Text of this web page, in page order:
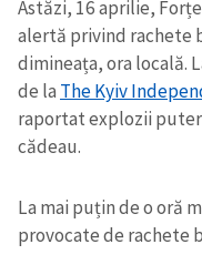
Astăzi, 16 aprilie,
alertă privind rachete
dimineața, ora locală.
de la The Kyiv
raportat explozii
cădeau.
La mai puțin de o oră
provocate de rachete